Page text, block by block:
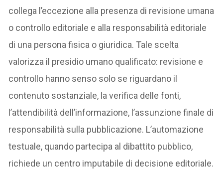
collega l’eccezione alla presenza di revisione umana
o controllo editoriale e alla responsabilità editoriale
di una persona fisica o giuridica. Tale scelta
valorizza il presidio umano qualificato: revisione e
controllo hanno senso solo se riguardano il
contenuto sostanziale, la verifica delle fonti,
l’attendibilità dell’informazione, l’assunzione finale di
responsabilità sulla pubblicazione. L’automazione
testuale, quando partecipa al dibattito pubblico,
richiede un centro imputabile di decisione editoriale.